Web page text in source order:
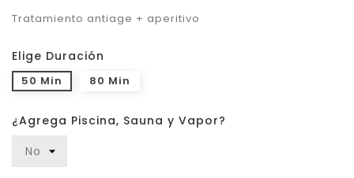
Tratamiento antiage + aperitivo
Elige Duración
50 Min 80 Min
¿Agrega Piscina, Sauna y Vapor?